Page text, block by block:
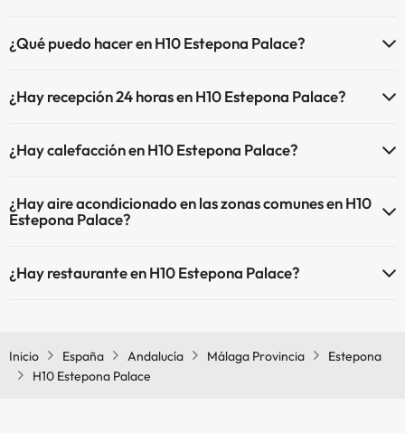
pago) Aquí tienes más info sobre la piscina y otras instalaciones.
Piscina al aire libre (toda la temporada)
¿Qué puedo hacer en H10 Estepona Palace?
(algunas pueden ser de pago).
¿Hay recepción 24 horas en H10 Estepona Palace?
¿Hay calefacción en H10 Estepona Palace?
¿Hay aire acondicionado en las zonas comunes en H10
Estepona Palace?
comunes.
¿Hay restaurante en H10 Estepona Palace?
Inicio España Andalucía Málaga Provincia
Estepona
H10 Estepona Palace